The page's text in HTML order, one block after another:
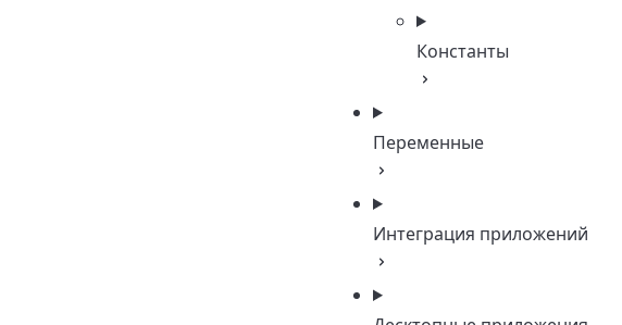
Константы
Переменные
Интеграция приложений